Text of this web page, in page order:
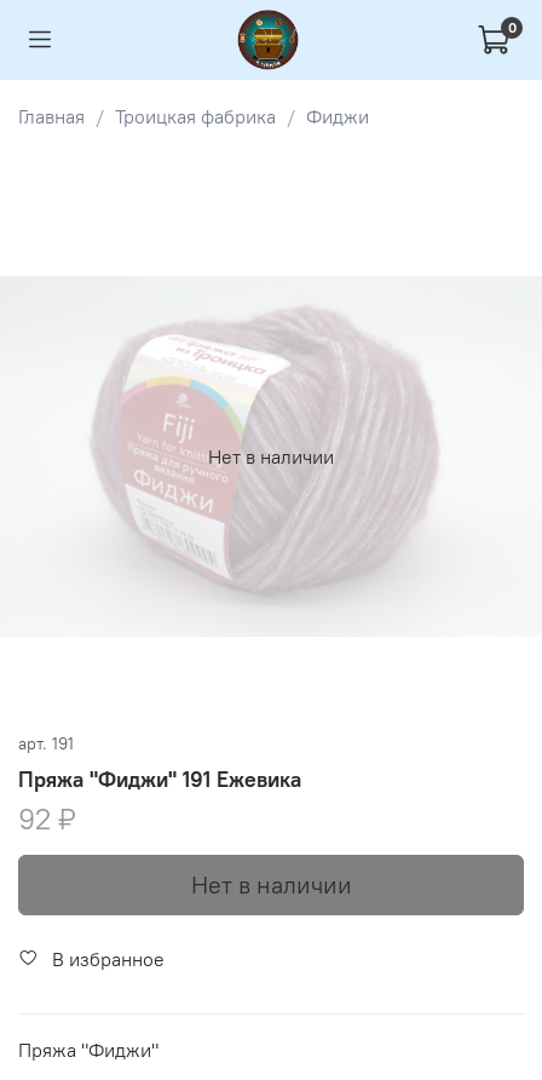
0
Главная Троицкая фабрика Фиджи
Нет в наличии
арт. 191
Пряжа "Фиджи" 191 Ежевика
92 ₽
Нет в наличии
В избранное
Пряжа "Фиджи"